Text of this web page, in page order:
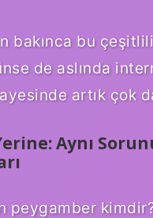
bakınca bu
de aslında
artık çok
Aynı
peygamber